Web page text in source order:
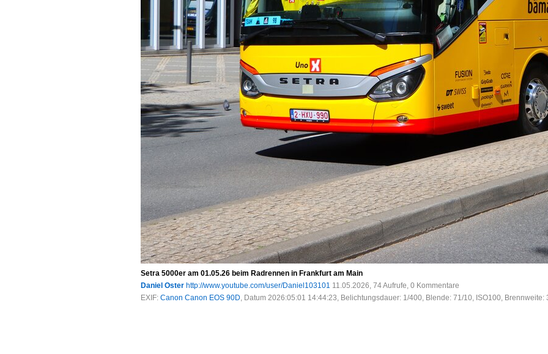
Setra 5000er am 01.05.26 beim Radrennen in Frankfurt am Main
Daniel Oster http://www.youtube.com/user/Daniel103101 11.05.2026, 74 Aufrufe, 0 Kommentare
EXIF: Canon Canon EOS 90D, Datum 2026:05:01 14:44:23, Belichtungsdauer: 1/400, Blende: 71/10, ISO100, Brennweite: